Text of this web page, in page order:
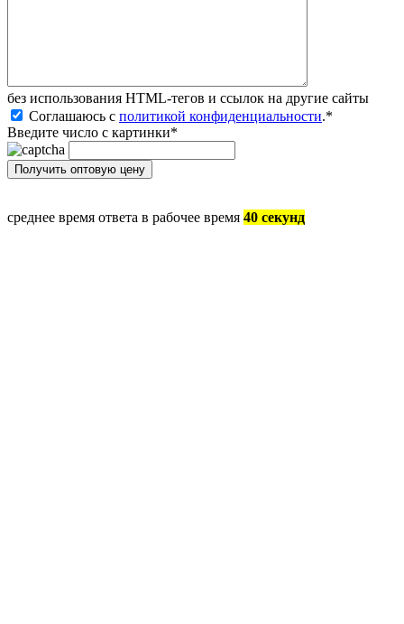
без иcпользования HTML-тегов и ссылок на другие сайты
Соглашаюсь с политикой конфиденциальности.*
Введите число с картинки*
среднее время ответа в рабочее время 40 секунд